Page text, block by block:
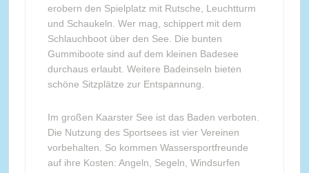
erobern den Spielplatz mit Rutsche, Leuchtturm
und Schaukeln. Wer mag, schippert mit dem
Schlauchboot über den See. Die bunten
Gummiboote sind auf dem kleinen Badesee
durchaus erlaubt. Weitere Badeinseln bieten
schöne Sitzplätze zur Entspannung.
Im großen Kaarster See ist das Baden verboten.
Die Nutzung des Sportsees ist vier Vereinen
vorbehalten. So kommen Wassersportfreunde
auf ihre Kosten: Angeln, Segeln, Windsurfen